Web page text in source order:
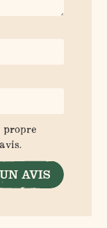
propre
AVIS